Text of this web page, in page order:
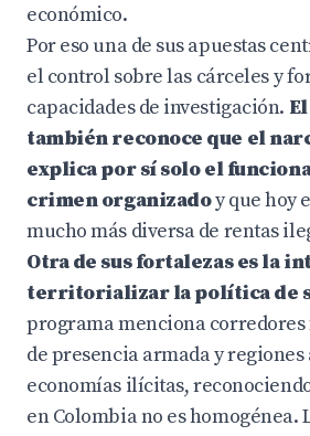
económico.
Por eso una de sus apuestas
el control sobre las cárceles y
capacidades de investigación.
también reconoce que el
explica por sí solo el
crimen organizadoy que hoy
mucho más diversa de rentas
Otra de sus fortalezas es la
territorializar la política de
programa menciona
de presencia armada y
economías ilícitas,
en Colombia no es homogénea.